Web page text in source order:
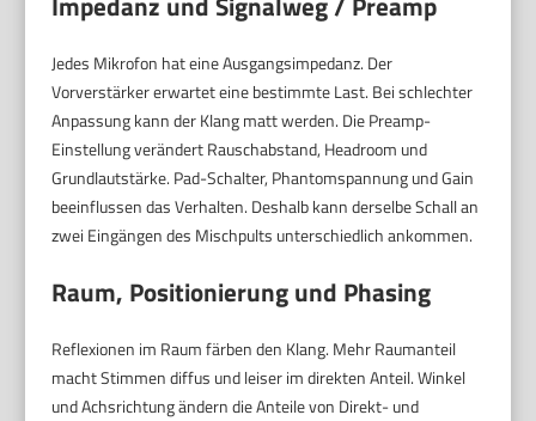
Jedes Mikrofon hat eine Ausgangsimpedanz. Der
Vorverstärker erwartet eine bestimmte Last. Bei schlechter
Anpassung kann der Klang matt werden. Die Preamp-
Einstellung verändert Rauschabstand, Headroom und
Grundlautstärke. Pad-Schalter, Phantomspannung und Gain
beeinflussen das Verhalten. Deshalb kann derselbe Schall an
zwei Eingängen des Mischpults unterschiedlich ankommen.
Raum, Positionierung und Phasing
Reflexionen im Raum färben den Klang. Mehr Raumanteil
macht Stimmen diffus und leiser im direkten Anteil. Winkel
und Achsrichtung ändern die Anteile von Direkt- und